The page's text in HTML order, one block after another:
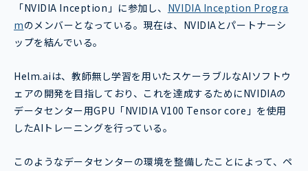
「NVIDIA Inception」に参加し、 NVIDIA Inception Progra
mのメンバーとなっている。現在は、NVIDIAとパートナーシ
ップを結んでいる。
Helm.aiは、教師無し学習を用いたスケーラブルなAIソフトウ
ェアの開発を目指しており、これを達成するためにNVIDIAの
データセンター用GPU「NVIDIA V100 Tensor core」を使用
したAIトレーニングを行っている。
このようなデータセンターの環境を整備したことによって、ペ